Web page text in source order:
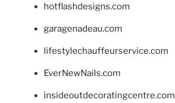
hotflashdesigns.com
garagenadeau.com
lifestylechauffeurservice.com
EverNewNails.com
insideoutdecoratingcentre.com